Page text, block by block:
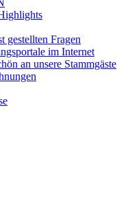
gestellten Fragen
im Internet
an unsere Stammgäste